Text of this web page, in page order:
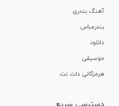
آهنگ بندری
بندرعباس
دانلود
موسیقی
هرمزگانی دات نت